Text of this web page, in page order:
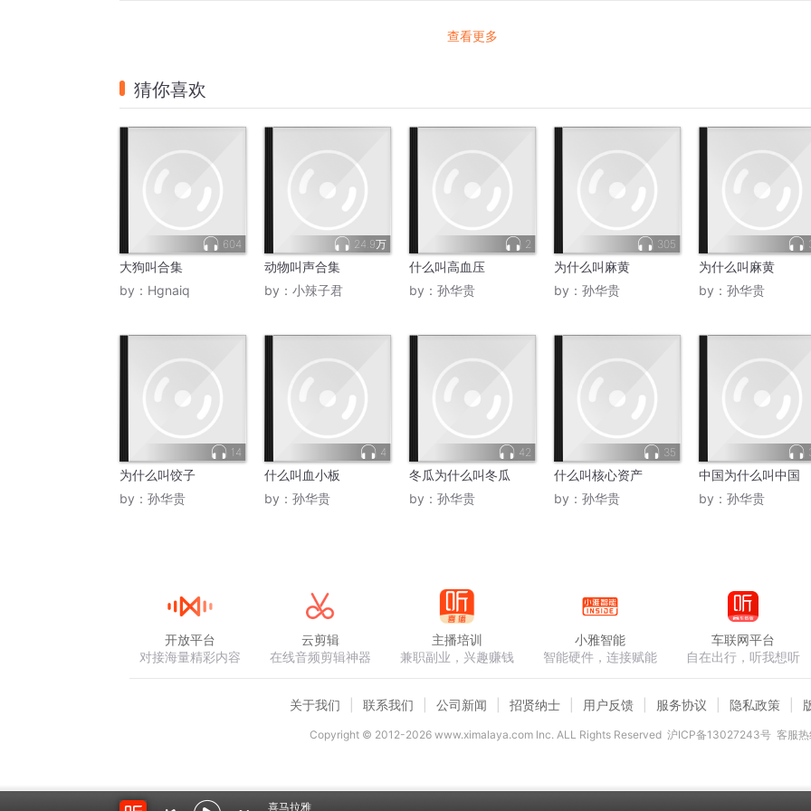
查看更多
猜你喜欢
604
大狗叫合集
by： Hgnaiq
24.9万
动物叫声合集
by： 小辣子君
2
什么叫高血压
by： 孙华贵
305
为什么叫麻黄
by： 孙华贵
为什么叫麻黄
by： 孙华贵
14
为什么叫饺子
by： 孙华贵
4
什么叫血小板
by： 孙华贵
42
冬瓜为什么叫冬瓜
by： 孙华贵
35
什么叫核心资产
by： 孙华贵
中国为什么叫中国
by： 孙华贵
喜马拉雅
开放平台
对接海量精彩内容
云剪辑
在线音频剪辑神器
主播培训
兼职副业，兴趣赚钱
小雅智能
智能硬件，连接赋能
车联网平台
自在出行，听我想听
关于我们 联系我们 公司新闻 招贤纳士 用户反馈 服务协议 隐私政策
Copyright © 2012-2026www.ximalaya.com lnc. ALL Rights Reserved 沪ICP备13027243号 客服